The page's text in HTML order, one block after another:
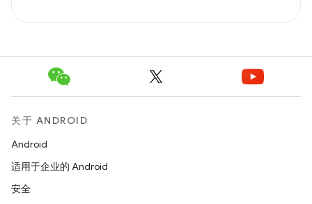
关于 ANDROID
Android
适用于企业的 Android
安全